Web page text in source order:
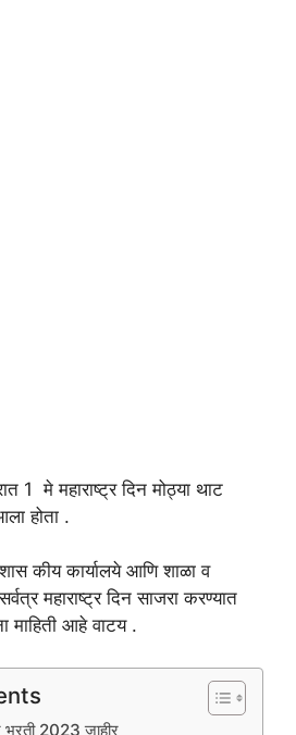
1 मे महाराष्ट्र दिन मोठ्या थाट
होता .
कीय कार्यालये आणि शाळा व
महाराष्ट्र दिन साजरा करण्यात
माहिती आहे वाटय .
भरती 2023 जाहीर